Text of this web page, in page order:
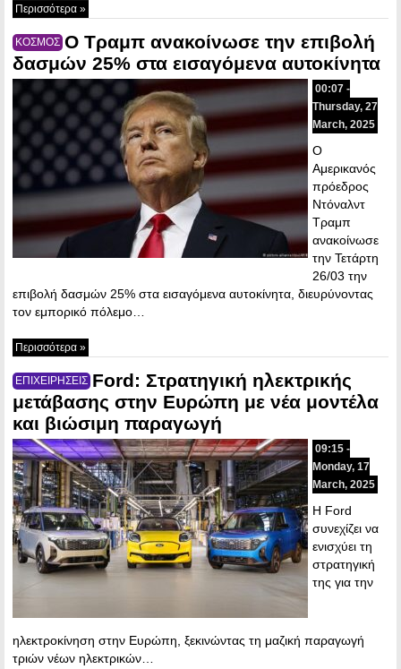
Περισσότερα »
ΚΟΣΜΟΣ Ο Τραμπ ανακοίνωσε την επιβολή
δασμών 25% στα εισαγόμενα αυτοκίνητα
00:07 -
Thursday, 27
March, 2025
Ο
Aμερικανός
πρόεδρος
Ντόναλντ
Τραμπ
ανακοίνωσε
την Τετάρτη
26/03 την
επιβολή δασμών 25% στα εισαγόμενα αυτοκίνητα, διευρύνοντας
τον εμπορικό πόλεμο…
Περισσότερα »
ΕΠΙΧΕΙΡΗΣΕΙΣ Ford: Στρατηγική ηλεκτρικής
μετάβασης στην Ευρώπη με νέα μοντέλα
και βιώσιμη παραγωγή
09:15 -
Monday, 17
March, 2025
Η Ford
συνεχίζει να
ενισχύει τη
στρατηγική
της για την
ηλεκτροκίνηση στην Ευρώπη, ξεκινώντας τη μαζική παραγωγή
τριών νέων ηλεκτρικών…